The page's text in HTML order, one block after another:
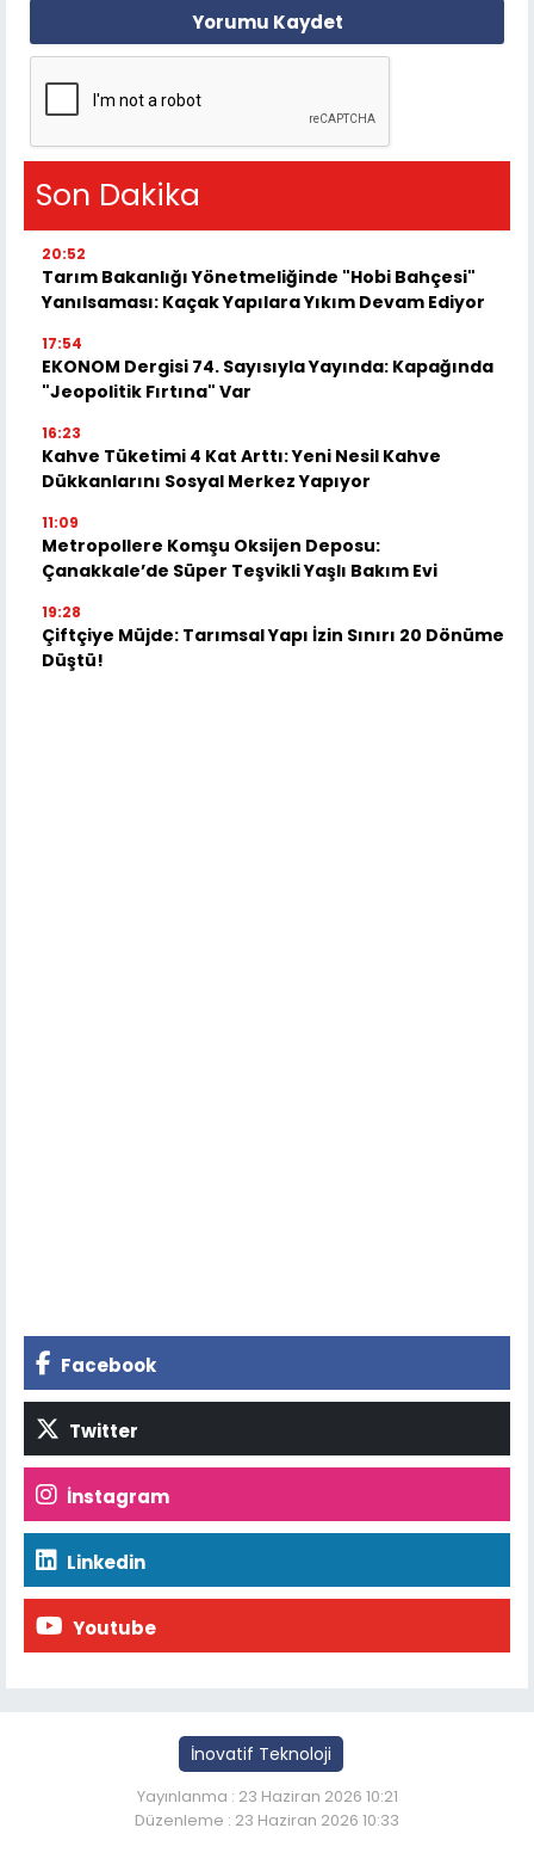
Yorumu Kaydet
Son Dakika
20:52
Tarım Bakanlığı Yönetmeliğinde "Hobi Bahçesi"
Yanılsaması: Kaçak Yapılara Yıkım Devam Ediyor
17:54
EKONOM Dergisi 74. Sayısıyla Yayında: Kapağında
"Jeopolitik Fırtına" Var
16:23
Kahve Tüketimi 4 Kat Arttı: Yeni Nesil Kahve
Dükkanlarını Sosyal Merkez Yapıyor
11:09
Metropollere Komşu Oksijen Deposu:
Çanakkale’de Süper Teşvikli Yaşlı Bakım Evi
19:28
Çiftçiye Müjde: Tarımsal Yapı İzin Sınırı 20 Dönüme
Düştü!
Facebook
Twitter
İnstagram
Linkedin
Youtube
İnovatif Teknoloji
Yayınlanma : 23 Haziran 2026 10:21
Düzenleme : 23 Haziran 2026 10:33